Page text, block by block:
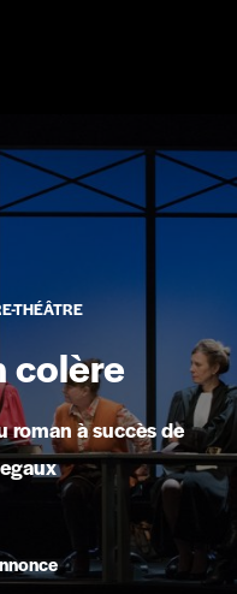
THÉÂTRE
colère
roman à succès de